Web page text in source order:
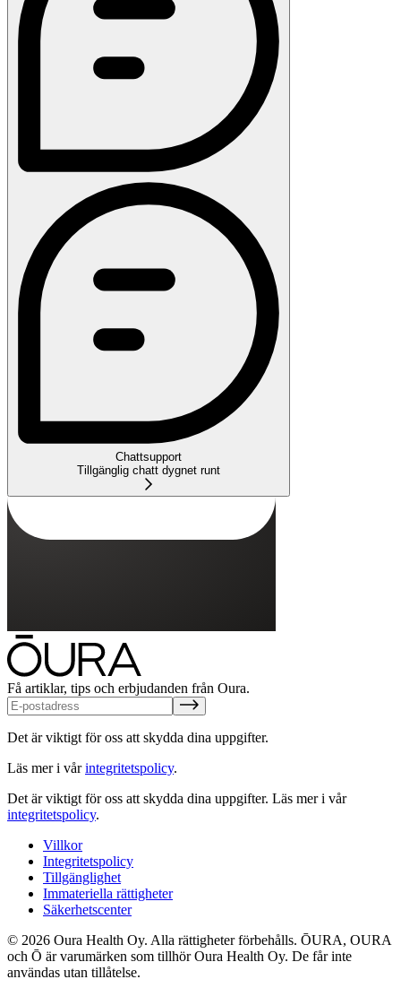
Chattsupport
Tillgänglig chatt dygnet runt
Få artiklar, tips och erbjudanden från Oura.
Det är viktigt för oss att skydda dina uppgifter.
Läs mer i vårintegritetspolicy.
Det är viktigt för oss att skydda dina uppgifter. Läs mer i vår
integritetspolicy.
Villkor
Integritetspolicy
Tillgänglighet
Immateriella rättigheter
Säkerhetscenter
© 2026 Oura Health Oy. Alla rättigheter förbehålls. ŌURA, OURA
och Ō är varumärken som tillhör Oura Health Oy. De får inte
användas utan tillåtelse.